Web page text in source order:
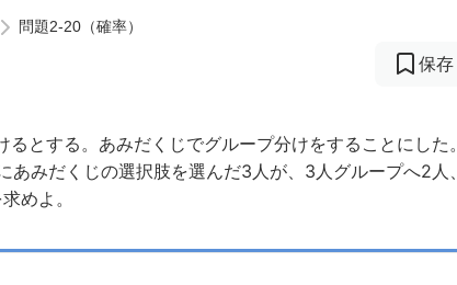
問題2-20（確率）
保存
とする。あみだくじでグループ分けをすることにした。
みだくじの選択肢を選んだ3人が、3人グループへ2人、
めよ。